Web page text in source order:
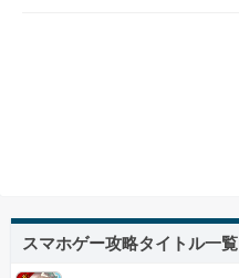
スマホゲー攻略タイトル一覧